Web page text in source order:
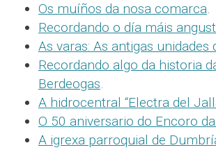
Os muíños da nosa comarca.
Recordando o día máis
As varas: As antigas unidades
Recordando algo da historia
Berdeogas.
A hidrocentral “Electra del
O 50 aniversario do Encoro
A igrexa parroquial de